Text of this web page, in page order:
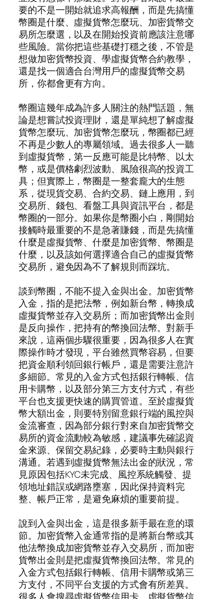
要的不是一開始就追求高報酬，而是先搞懂
幣圈是什麼、虛擬貨幣怎麼玩、加密貨幣交
易所怎麼選，以及在開始投資前應該注意哪
些風險。當你把這些基礎打穩之後，不管是
想做加密貨幣投資、學虛擬貨幣合約教學，
還是找一個適合台灣用戶的虛擬貨幣交易
所，你都會更有方向。
幣圈這幾年成為許多人關注的熱門話題，無
論是想嘗試投資理財，還是單純想了解虛擬
貨幣怎麼玩、加密貨幣怎麼玩，幣圈都已經
不再是少數人的專屬領域。過去很多人一聽
到虛擬貨幣，第一反應可能是比特幣、以太
幣，或是價格劇烈波動、風險很高的投資工
具；但實際上，幣圈是一整套龐大的生態
系，從現貨交易、合約交易、鏈上應用，到
交易所、錢包、看盤工具與資訊平台，都是
幣圈的一部分。如果你是幣圈小白，剛開始
接觸時最重要的不是急著賺錢，而是先搞懂
什麼是虛擬貨幣、什麼是加密貨幣、幣圈是
什麼，以及該如何選擇適合自己的虛擬貨幣
交易所，避免因為不了解規則而踩坑。
談到幣圈，不能不提入金與出金。加密貨幣
入金，指的是把法幣，例如新台幣，轉換成
虛擬貨幣並存入交易所；而加密貨幣出金則
是反向操作，把持有的幣換回法幣。對新手
來說，這兩個步驟很重要，因為很多人在實
際操作時才發現，平台雖然買幣容易，但要
把資金順利領回銀行帳戶，還是需要注意許
多細節。常見的入金方式包括銀行轉帳、信
用卡購幣，以及部分第三方支付方式，有些
平台也支援更快速的購買管道。至於虛擬貨
幣大額出金，則要特別留意銀行端的風控與
金流審查，因為部分銀行對來自加密貨幣交
易所的資金流動較為敏感，建議事先確認資
金來源、保留交易紀錄，必要時主動與銀行
溝通。若遇到虛擬貨幣無法出金的狀況，常
見原因包括KYC未完成、風控系統觸發、提
領地址錯誤或網路壅塞，因此保持資料完
整、帳戶正常，是避免麻煩的重要前提。
說到入金與出金，這是很多新手最在意的環
節。加密貨幣入金通常指的是將新台幣或其
他法幣換成加密貨幣並存入交易所，而加密
貨幣出金則是把虛擬貨幣換回法幣。常見的
入金方式包括銀行轉帳、信用卡購幣或第三
方支付，不同平台支援的方式會有所差異。